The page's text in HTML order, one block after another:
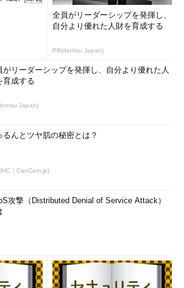
図9 図8で指定した通りの内
えんぴつ」の値段が更新され、さらに新
ル」が追加されていることが分かります。
の表データを基にINSERTやUPDATEを行
文を使うと便利です。単に1つの構文で
ス面でもメリットがあります。ぜひ使って
全員がリーダーシップを発揮し、
自分より優れた人財を育成する
PR(dentsu Japan)
がリーダーシップを発揮し、自分より優れた人
育成する
Japan)
るんとツヤ肌の秘密とは？
｜CanCam.jp)
攻撃（Distributed Denial of Service Attack）